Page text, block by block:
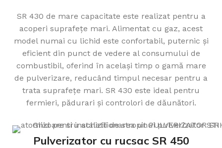
SR 430 de mare capacitate este realizat pentru a
acoperi suprafețe mari. Alimentat cu gaz, acest
model numai cu lichid este confortabil, puternic și
eficient din punct de vedere al consumului de
combustibil, oferind în același timp o gamă mare
de pulverizare, reducând timpul necesar pentru a
trata suprafețe mari. SR 430 este ideal pentru
fermieri, pădurari și controlori de dăunători.
Pulverizator cu rucsac SR 450